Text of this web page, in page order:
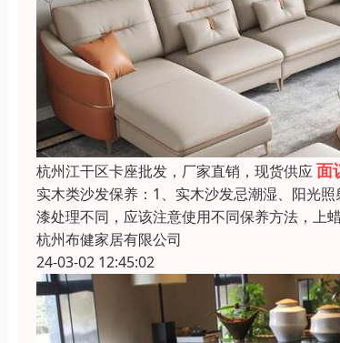
杭州江干区卡座批发，厂家直销，现货供应面
实木类沙发保养：1、实木沙发忌潮湿、阳光
漆处理不同，应该注意使用不同保养方法，上
杭州布健家居有限公司
24-03-02 12:45:02